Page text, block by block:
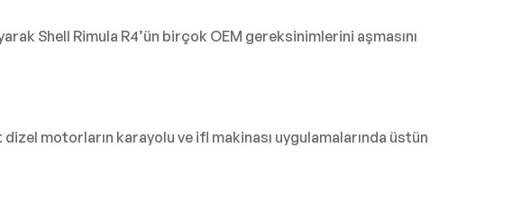
Shell Rimula R4’ün birçok OEM gereksinimlerini aşmasını
motorların karayolu ve ifl makinası uygulamalarında üstün